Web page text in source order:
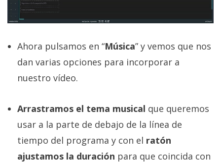
Ahora pulsamos en “Música” y vemos que nos
dan varias opciones para incorporar a
nuestro vídeo.
Arrastramos el tema musical que queremos
usar a la parte de debajo de la línea de
tiempo del programa y con el ratón
ajustamos la duración para que coincida con